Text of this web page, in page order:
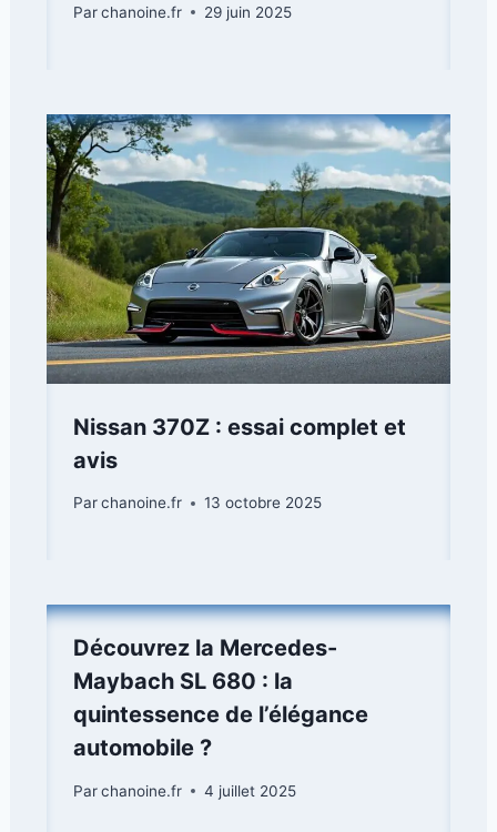
Parchanoine.fr 29 juin 2025
Nissan 370Z : essai complet et
avis
Parchanoine.fr 13 octobre 2025
Découvrez la Mercedes-
Maybach SL 680 : la
quintessence de l’élégance
automobile ?
Parchanoine.fr 4 juillet 2025